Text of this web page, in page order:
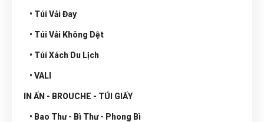
• Túi Vải Đay
• Túi Vải Không Dệt
• Túi Xách Du Lịch
• VALI
IN ẤN - BROUCHE - TÚI GIẤY
• Bao Thư - Bì Thư - Phong Bì